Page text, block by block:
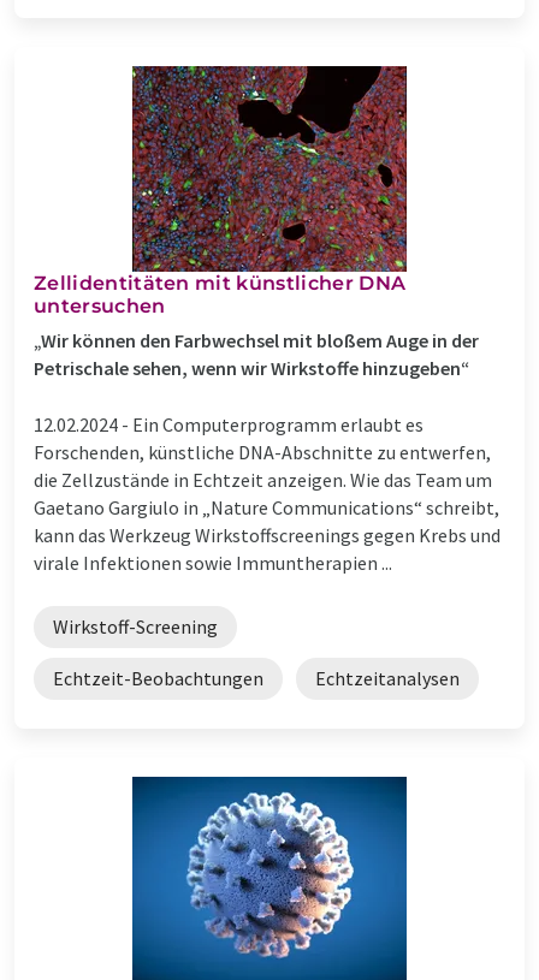
Zellidentitäten mit künstlicher DNA
untersuchen
„Wir können den Farbwechsel mit bloßem Auge in der
Petrischale sehen, wenn wir Wirkstoffe hinzugeben“
12.02.2024 - Ein Computerprogramm erlaubt es
Forschenden, künstliche DNA-Abschnitte zu entwerfen,
die Zellzustände in Echtzeit anzeigen. Wie das Team um
Gaetano Gargiulo in „Nature Communications“ schreibt,
kann das Werkzeug Wirkstoffscreenings gegen Krebs und
virale Infektionen sowie Immuntherapien ...
Wirkstoff-Screening
Echtzeit-Beobachtungen Echtzeitanalysen